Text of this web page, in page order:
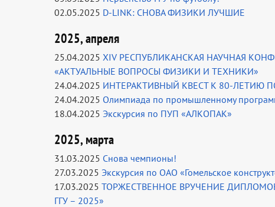
02.05.2025 D-LINK: СНОВА ФИЗИКИ ЛУЧШИЕ
2025, апреля
25.04.2025 XIV РЕСПУБЛИКАНСКАЯ НАУЧНАЯ
«АКТУАЛЬНЫЕ ВОПРОСЫ ФИЗИКИ И ТЕХНИКИ»
24.04.2025 ИНТЕРАКТИВНЫЙ КВЕСТ К 80-ЛЕТИЮ
24.04.2025 Олимпиада по промышленному
18.04.2025 Экскурсия по ПУП «АЛКОПАК»
2025, марта
31.03.2025 Снова чемпионы!
27.03.2025 Экскурсия по ОАО «Гомельское
17.03.2025 ТОРЖЕСТВЕННОЕ ВРУЧЕНИЕ
ГГУ – 2025»